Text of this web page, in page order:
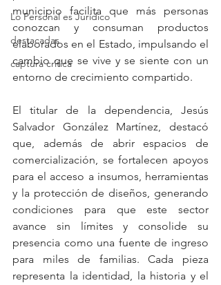
Lo Personal es Jurídico
destacadas
captura critica
municipio facilita que más personas
conozcan y consuman productos
elaborados en el Estado, impulsando el
cambio que se vive y se siente con un
entorno de crecimiento compartido.
El titular de la dependencia, Jesús
Salvador González Martínez, destacó
que, además de abrir espacios de
comercialización, se fortalecen apoyos
para el acceso a insumos, herramientas
y la protección de diseños, generando
condiciones para que este sector
avance sin límites y consolide su
presencia como una fuente de ingreso
para miles de familias. Cada pieza
representa la identidad, la historia y el